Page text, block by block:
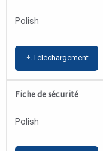
Polish
Téléchargement
Fiche de sécurité
Polish